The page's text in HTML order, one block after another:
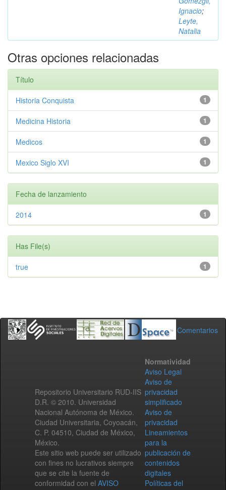
Ignacio;
Leyte,
Natalia
Otras opciones relacionadas
Título
1
Historia Conquista
1
Medicina Historia
1
Medicos
1
Mexico Siglo XVI
Fecha de lanzamiento
1
2014
Has File(s)
1
true
Comentarios
Repositorio Universitario RUD-IIS
D.R. © 2010. Universidad
Nacional Autónoma de México.
Ciudad Universitaria, Coyoacán,
C. P. 04510, Ciudad de México,
México.
Este sitio web puede ser utilizado
con fines no lucrativos siempre
que se cite la fuente de
conformidad con el AVISO
Normatividad
Aviso Legal
Aviso de
privacidad
simplificado
Aviso de
privacidad
Lineamientos
para la
publicación de
contenidos
digitales
Políticas del